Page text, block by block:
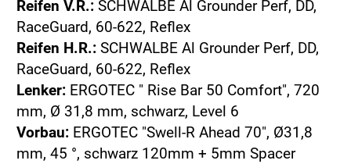
Reifen V.R.: SCHWALBE Al Grounder Perf, DD,
RaceGuard, 60-622, Reflex
Reifen H.R.: SCHWALBE Al Grounder Perf, DD,
RaceGuard, 60-622, Reflex
Lenker: ERGOTEC " Rise Bar 50 Comfort", 720
mm, Ø 31,8 mm, schwarz, Level 6
Vorbau: ERGOTEC "Swell-R Ahead 70", Ø31,8
mm, 45 °, schwarz 120mm + 5mm Spacer